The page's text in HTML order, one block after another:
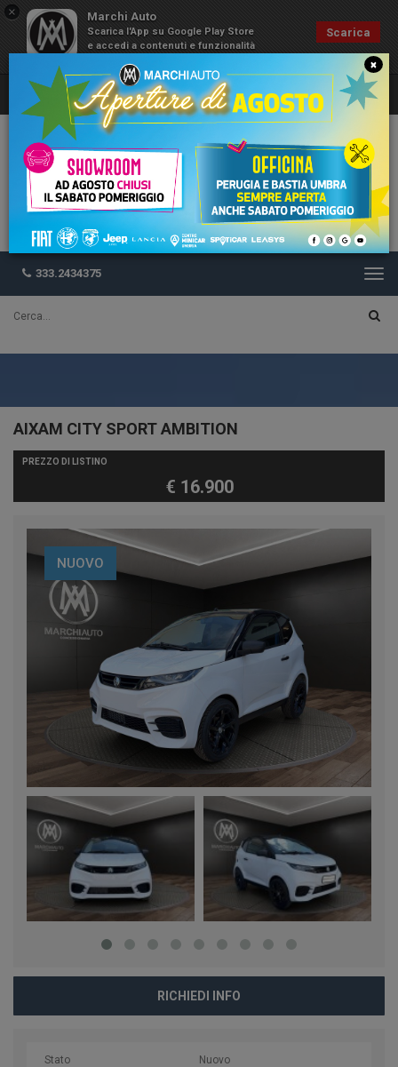
× Marchi Auto
Scarica l'App su Google Play Store
e accedi a contenuti e funzionalità
Scarica
333.2434375
AIXAM CITY SPORT AMBITION
PREZZO DI LISTINO
€ 16.900
NUOVO
RICHIEDI INFO
Stato Nuovo
×